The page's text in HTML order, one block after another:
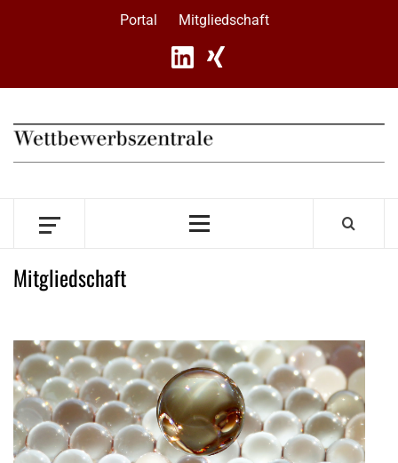
Portal Mitgliedschaft
Primary
Mitgliedschaft